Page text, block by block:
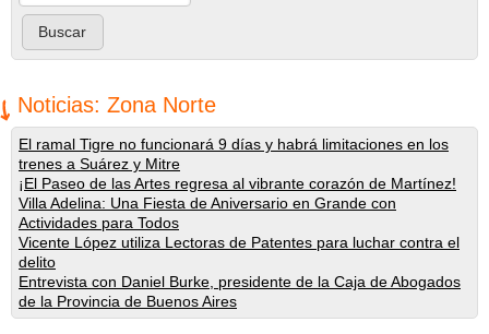
Noticias: Zona Norte
El ramal Tigre no funcionará 9 días y habrá limitaciones en los
trenes a Suárez y Mitre
¡El Paseo de las Artes regresa al vibrante corazón de Martínez!
Villa Adelina: Una Fiesta de Aniversario en Grande con
Actividades para Todos
Vicente López utiliza Lectoras de Patentes para luchar contra el
delito
Entrevista con Daniel Burke, presidente de la Caja de Abogados
de la Provincia de Buenos Aires